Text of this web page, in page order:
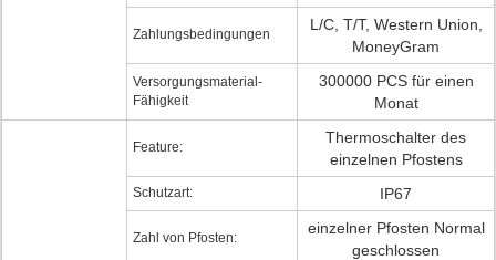
Zahlungsbedingungen
L/C, T/T, Western Union,
MoneyGram
Versorgungsmaterial-
Fähigkeit
300000 PCS für einen
Monat
Feature:
Thermoschalter des
einzelnen Pfostens
Schutzart: IP67
Zahl von Pfosten:
einzelner Pfosten Normal
geschlossen